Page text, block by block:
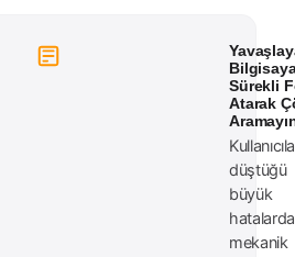
Sürekli
Atarak
büyük